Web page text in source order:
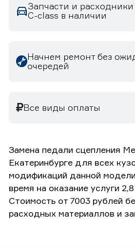
Запчасти и
C-class в наличии
Начнем ремонт без
очередей
Все виды оплаты
Замена педали сцепления
Екатеринбурге для всех
модификаций данной
время на оказание услуги
Стоимость от 7003 рублей
расходных материаллов и